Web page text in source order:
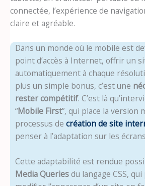
connectée, l’expérience de
claire et agréable.
Dans un monde où le mobile est
point d’accès à Internet, offrir un
automatiquement à chaque
plus un simple bonus, c’est une
rester compétitif. C’est là
“Mobile First”, qui place la version
processus decréation de site
penser à l’adaptation sur les
Cette adaptabilité est rendue
Media Queriesdu langage CSS,